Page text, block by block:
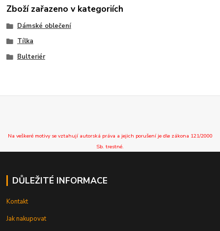
Zboží zařazeno v kategoriích
Dámské oblečení
Tílka
Bulteriér
Na veškeré motivy se vztahují autorská práva a jejich porušení je dle zákona 121/2000
Sb. trestné.
DŮLEŽITÉ INFORMACE
Kontakt
Jak nakupovat